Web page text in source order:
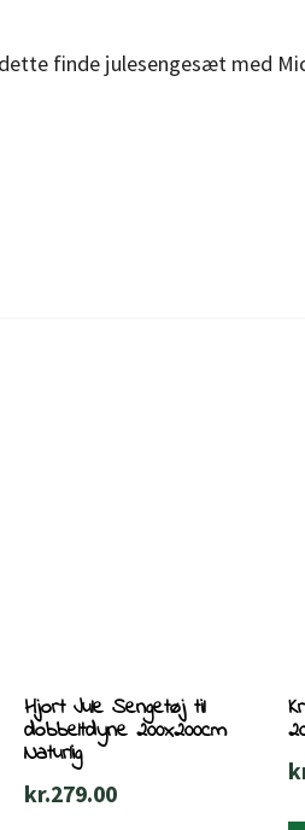
finde julesengesæt med
Hjort Jule Sengetøj til
dobbeltdyne 200x200cm
Naturlig
kr.279.00